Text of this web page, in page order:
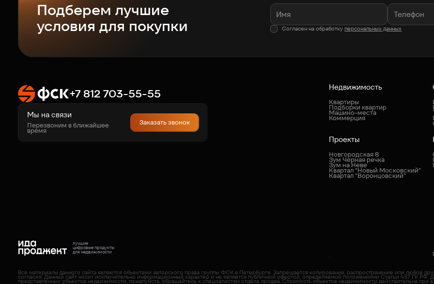
Подберем лучшие
условия для покупки
Согласен на обработкуперсональных данных
+7 812 703-55-55
Мы на связи
Перезвоним в ближайшее
время
Заказать звонок
Недвижимость
Квартиры
Подборки квартир
Машино-места
Коммерция
Проекты
Новгородская 8
Зум Черная речка
Зум на Неве
Квартал "Новый Московский"
Квартал "Воронцовский"
лучшие
цифровые продукты
для недвижимости
Все материалы данного сайта являются объектами авторского права группы ФСК в Петербурге. Запрещается копирование, распространение или любое
согласия. Данный сайт носит исключительно информационный характер и не является публичной офертой, определяемой положениями Статьи 437 ГК РФ.
представленных объектов недвижимости, пожалуйста, обращайтесь к специалистам отдела продаж. Cтоимость объектов недвижимости действительна